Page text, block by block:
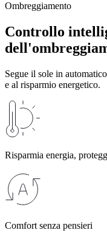
Ombreggiamento
Controllo
Segue il sole in
e al risparmio energetico.
Risparmia energia,
Comfort senza pensieri